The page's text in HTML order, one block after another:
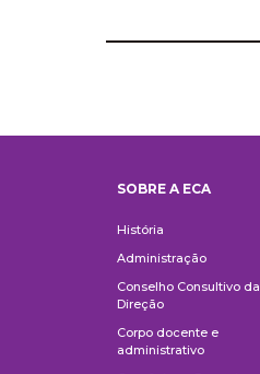
SOBRE A ECA
História
Administração
Conselho Consultivo da
Direção
Corpo docente e
administrativo